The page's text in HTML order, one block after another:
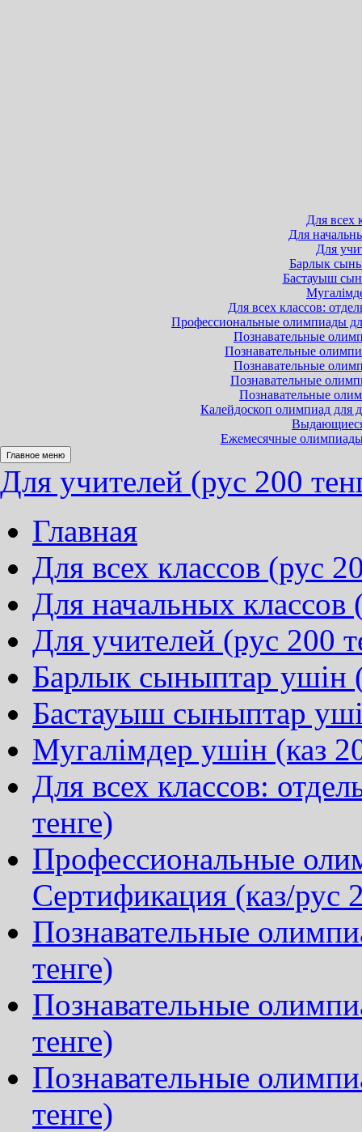
Для всех
Для
Для
Барлык
Бастауыш
Для всех классов:
Профессиональные олимпиады
Познавательные
Познавательные
Познавательные
Познавательные
Познавательные
Калейдоскоп олимпиад для
Ежемесячные
Главное меню
Для учителей (рус 200
Главная
Для всех классов (рус
Для начальных классов
Для учителей (рус 200
Барлык сыныптар ушін
Бастауыш сыныптар
Мугалімдер ушін (каз
Для всех классов:
тенге)
Профессиональные
Сертификация (каз/рус
Познавательные
тенге)
Познавательные
тенге)
Познавательные
тенге)